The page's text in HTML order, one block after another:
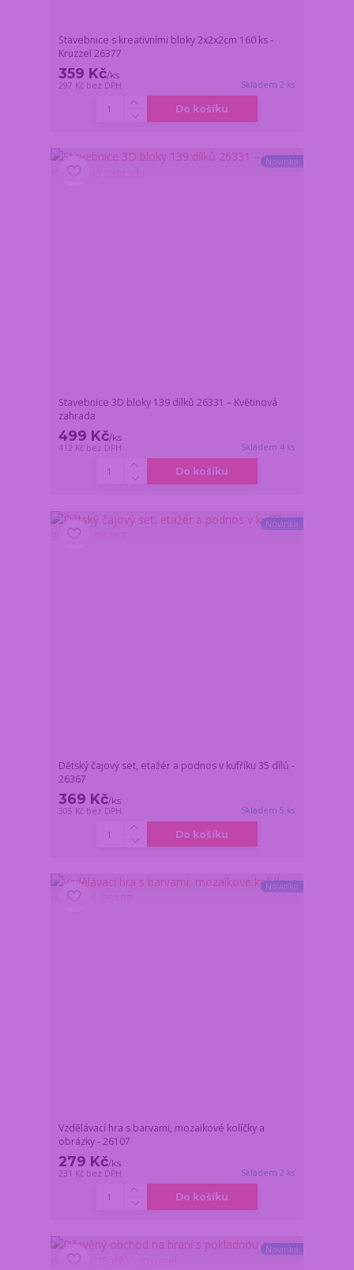
Stavebnice s kreativními bloky 2x2x2cm 160 ks -
Kruzzel 26377
359 Kč/ks
297 Kč bez DPH Skladem 2 ks
Do košíku
Novinka
Stavebnice 3D bloky 139 dílků 26331 – Květinová
zahrada
499 Kč/ks
412 Kč bez DPH Skladem 4 ks
Do košíku
Novinka
Dětský čajový set, etažér a podnos v kufříku 35 dílů -
26367
369 Kč/ks
305 Kč bez DPH Skladem 5 ks
Do košíku
Novinka
Vzdělávací hra s barvami, mozaikové kolíčky a
obrázky - 26107
279 Kč/ks
231 Kč bez DPH Skladem 2 ks
Do košíku
Novinka